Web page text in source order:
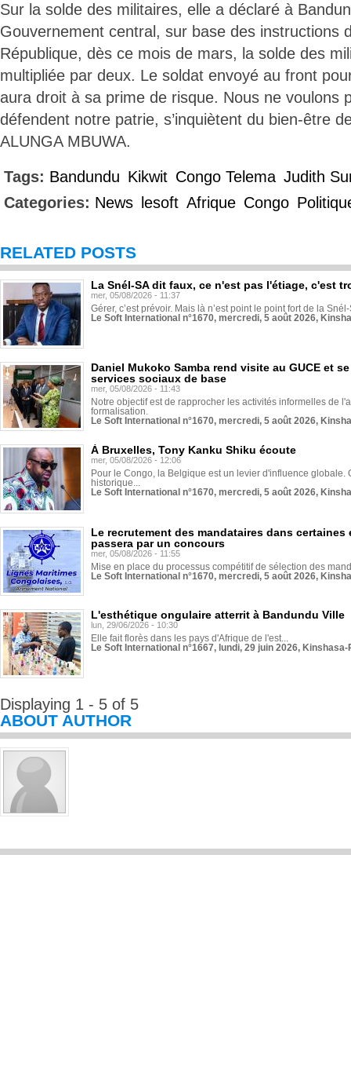
Sur la solde des militaires, elle a déclaré à
Gouvernement central, sur base des instructions
République, dès ce mois de mars, la solde des
multipliée par deux. Le soldat envoyé au front
aura droit à sa prime de risque. Nous ne voulons
défendent notre patrie, s’inquiètent du bien-être
ALUNGA MBUWA.
Tags: Bandundu Kikwit Congo Telema Judith
Categories: News lesoft Afrique Congo
RELATED POSTS
La Snél-SA dit faux, ce n'est pas l'étiage, c'est
mer, 05/08/2026 - 11:37
Gérer, c’est prévoir. Mais là n’est point le point fort de la
Le Soft International n°1670, mercredi, 5 août 2026,
Daniel Mukoko Samba rend visite au GUCE et
services sociaux de base
mer, 05/08/2026 - 11:43
Notre objectif est de rapprocher les activités informelles de
formalisation.
Le Soft International n°1670, mercredi, 5 août 2026,
À Bruxelles, Tony Kanku Shiku écoute
mer, 05/08/2026 - 12:06
Pour le Congo, la Belgique est un levier d'influence globale.
historique...
Le Soft International n°1670, mercredi, 5 août 2026,
Le recrutement des mandataires dans
passera par un concours
mer, 05/08/2026 - 11:55
Mise en place du processus compétitif de sélection des
Le Soft International n°1670, mercredi, 5 août 2026,
L'esthétique ongulaire atterrit à Bandundu Ville
lun, 29/06/2026 - 10:30
Elle fait florès dans les pays d'Afrique de l'est...
Le Soft International n°1667, lundi, 29 juin 2026,
Displaying 1 - 5 of 5
ABOUT AUTHOR